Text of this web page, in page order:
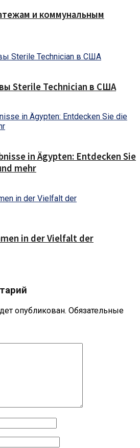
и коммунальным
Sterile Technician в США
in Ägypten: Entdecken Sie
mehr
in der Vielfalt der
опубликован. Обязательные